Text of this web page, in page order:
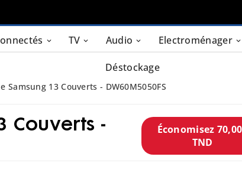
TV Audio Electroménager
Déstockage
Samsung 13 Couverts - DW60M5050FS
Couverts -
Économisez
TND